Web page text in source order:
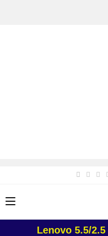
מטען מקורי למחשב נייד Lenovo 5.5/2.5